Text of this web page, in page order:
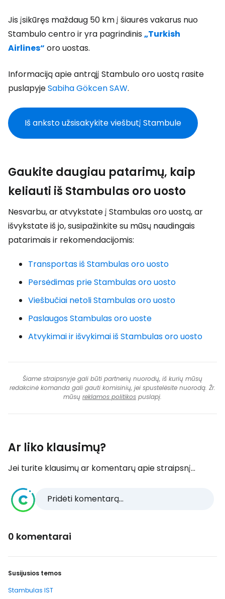
Jis įsikūręs maždaug 50 km į šiaurės vakarus nuo
Stambulo centro ir yra pagrindinis„Turkish
Airlines“ oro uostas.
Informaciją apie antrąjį Stambulo oro uostą rasite
puslapyjeSabiha Gökcen SAW.
Iš anksto užsisakykite viešbutį Stambule
Gaukite daugiau patarimų, kaip
keliauti iš Stambulas oro uosto
Nesvarbu, ar atvykstate į Stambulas oro uostą, ar
išvykstate iš jo, susipažinkite su mūsų naudingais
patarimais ir rekomendacijomis:
Transportas iš Stambulas oro uosto
Persėdimas prie Stambulas oro uosto
Viešbučiai netoli Stambulas oro uosto
Paslaugos Stambulas oro uoste
Atvykimai ir išvykimai iš Stambulas oro uosto
Šiame straipsnyje gali būti partnerių nuorodų, iš kurių mūsų
redakcinė komanda gali gauti komisinių, jei spustelėsite nuorodą. Žr.
mūsų reklamos politikos puslapį.
Ar liko klausimų?
Jei turite klausimų ar komentarų apie straipsnį...
Pridėti komentarą...
0 komentarai
Susijusios temos
Stambulas IST